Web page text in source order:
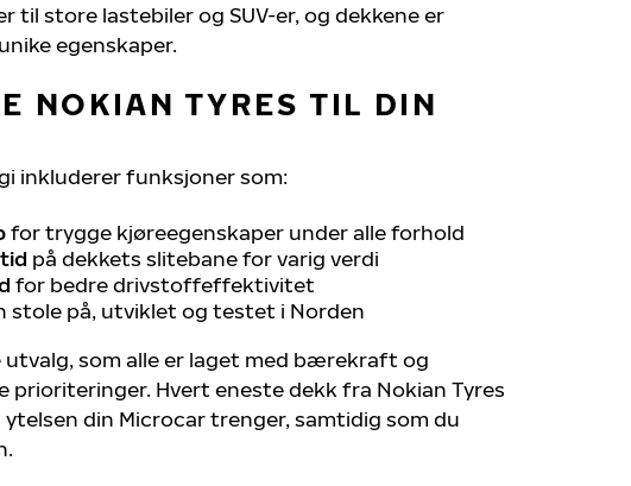
til store lastebiler og SUV-er, og dekkene er
egenskaper.
NOKIAN TYRES TIL DIN
inkluderer funksjoner som:
for trygge kjøreegenskaper under alle forhold
på dekkets slitebane for varig verdi
for bedre drivstoffeffektivitet
stole på, utviklet og testet i Norden
som alle er laget med bærekraft og
prioriteringer. Hvert eneste dekk fra Nokian Tyres
din Microcar trenger, samtidig som du